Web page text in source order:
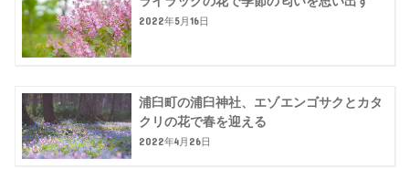
2022年5月16日
浦臼町の浦臼神社、エゾエンゴサクとカタ
クリの花で春を迎える
2022年4月26日